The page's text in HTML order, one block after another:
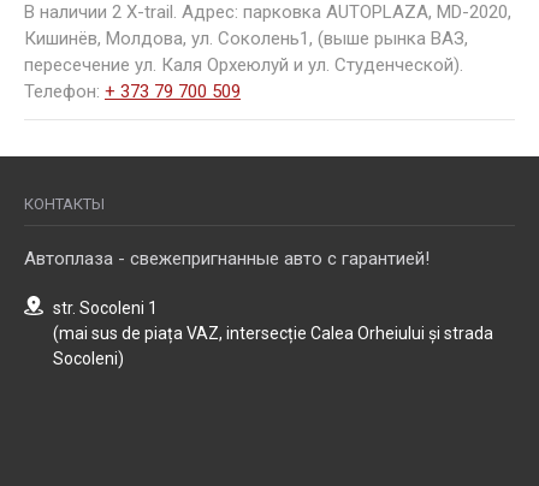
В наличии 2 X-trail. Адрес: парковка AUTOPLAZA, MD-2020,
Кишинёв, Молдова, ул. Соколень1, (выше рынка ВАЗ,
пересечение ул. Каля Орхеюлуй и ул. Студенческой).
Телефон: + 373 79 700 509
КОНТАКТЫ
Автоплаза - свежепригнанные авто с гарантией!
str. Socoleni 1
(mai sus de piața VAZ, intersecție Calea Orheiului și strada
Socoleni)